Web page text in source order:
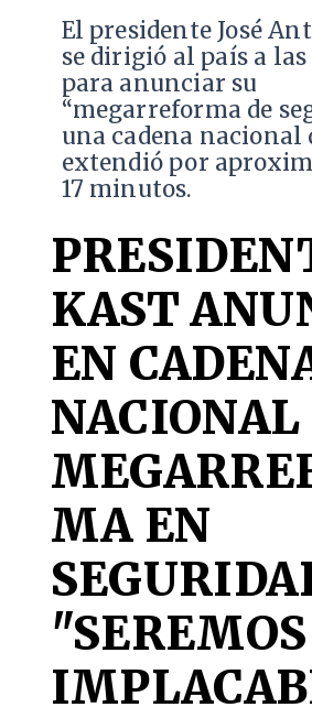
El presidente José
se dirigió al país a las
para anunciar su
“megarreforma de
una cadena nacional
extendió por
17 minutos.
KAST
EN
NACIONAL
MA EN
"SEREMOS